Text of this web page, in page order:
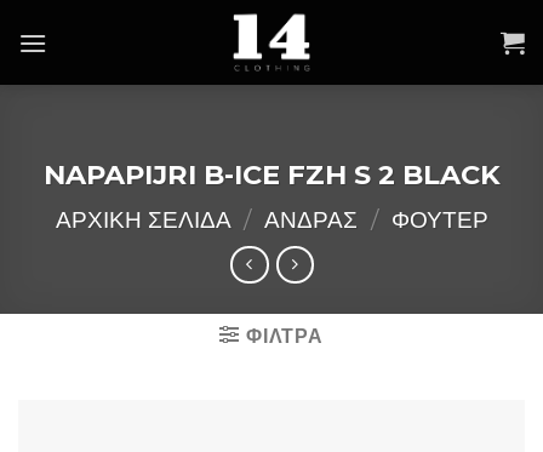
NAPAPIJRI B-ICE FZH S 2 BLACK
ΑΡΧΙΚΉ ΣΕΛΊΔΑ / ΑΝΔΡΑΣ / ΦΟΥΤΕΡ
ΦΙΛΤΡΑ